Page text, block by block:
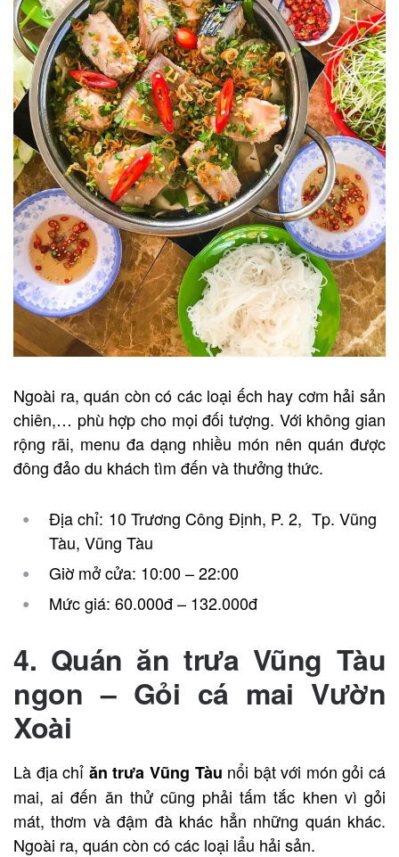
Ngoài ra, quán còn có các loại ếch hay cơm hải sản
chiên,… phù hợp cho mọi đối tượng. Với không gian
rộng rãi, menu đa dạng nhiều món nên quán được
đông đảo du khách tìm đến và thưởng thức.
Địa chỉ: 10 Trương Công Định, P. 2, Tp. Vũng
Tàu, Vũng Tàu
Giờ mở cửa: 10:00 – 22:00
Mức giá: 60.000đ – 132.000đ
4. Quán ăn trưa Vũng Tàu
ngon – Gỏi cá mai Vườn
Xoài
Là địa chỉ ăn trưa Vũng Tàu nổi bật với món gỏi cá
mai, ai đến ăn thử cũng phải tấm tắc khen vì gỏi
mát, thơm và đậm đà khác hẳn những quán khác.
Ngoài ra, quán còn có các loại lẩu hải sản.